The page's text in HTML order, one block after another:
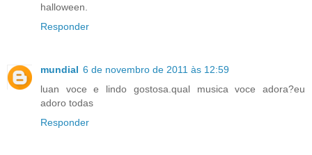
halloween.
Responder
mundial 6 de novembro de 2011 às 12:59
luan voce e lindo gostosa.qual musica voce adora?eu
adoro todas
Responder